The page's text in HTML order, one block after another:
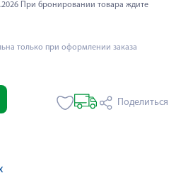
При бронировании товара ждите
только при оформлении заказа
Поделиться